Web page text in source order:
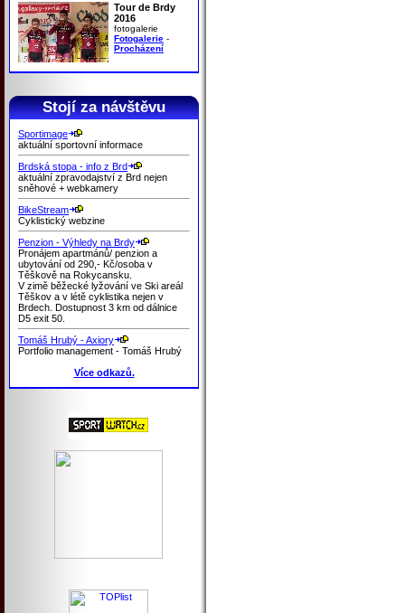
Tour de Brdy
2016
fotogalerie
Fotogalerie -
Procházení
Stojí za návštěvu
Sportimage
aktuální sportovní informace
Brdská stopa - info z Brd
aktuální zpravodajství z Brd nejen
sněhové + webkamery
BikeStream
Cyklistický webzine
Penzion - Výhledy na Brdy
Pronájem apartmánů/ penzion a
ubytování od 290,- Kč/osoba v
Těškově na Rokycansku.
V zimě běžecké lyžování ve Ski areál
Těškov a v létě cyklistika nejen v
Brdech. Dostupnost 3 km od dálnice
D5 exit 50.
Tomáš Hrubý - Axiory
Portfolio management - Tomáš Hrubý
Více odkazů.